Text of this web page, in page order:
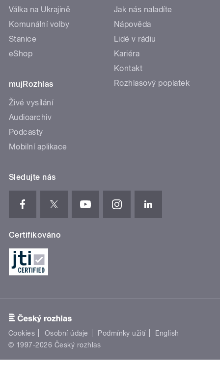
Válka na Ukrajině
Komunální volby
Stanice
eShop
mujRozhlas
Živé vysílání
Audioarchiv
Podcasty
Mobilní aplikace
Jak nás naladíte
Nápověda
Lidé v rádiu
Kariéra
Kontakt
Rozhlasový poplatek
Sledujte nás
Certifikováno
Cookies Osobní údaje Podmínky užití
English
© 1997-2026 Český rozhlas